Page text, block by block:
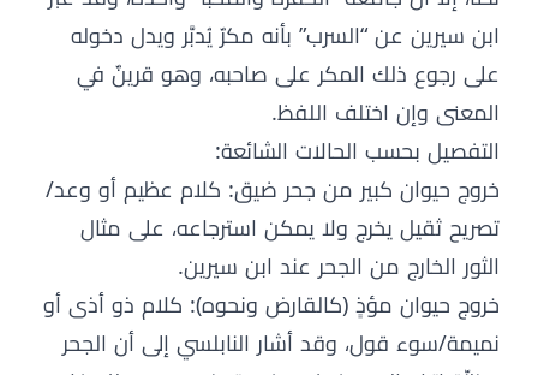
ابن سيرين عن “السرب” بأنه مكرٌ يُدبَّر ويدل دخوله
على رجوع ذلك المكر على صاحبه، وهو قرينٌ في
المعنى وإن اختلف اللفظ.
التفصيل بحسب الحالات الشائعة:
خروج حيوان كبير من جحر ضيق: كلام عظيم أو وعد/
تصريح ثقيل يخرج ولا يمكن استرجاعه، على مثال
الثور الخارج من الجحر عند ابن سيرين.
خروج حيوان مؤذٍ (كالقارض ونحوه): كلام ذو أذى أو
نميمة/سوء قول، وقد أشار النابلسي إلى أن الجحر